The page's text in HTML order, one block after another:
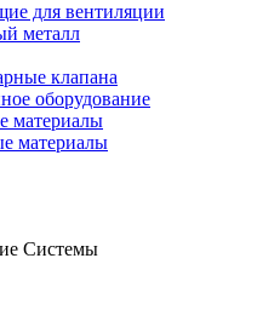
для вентиляции
металл
клапана
оборудование
материалы
материалы
Системы